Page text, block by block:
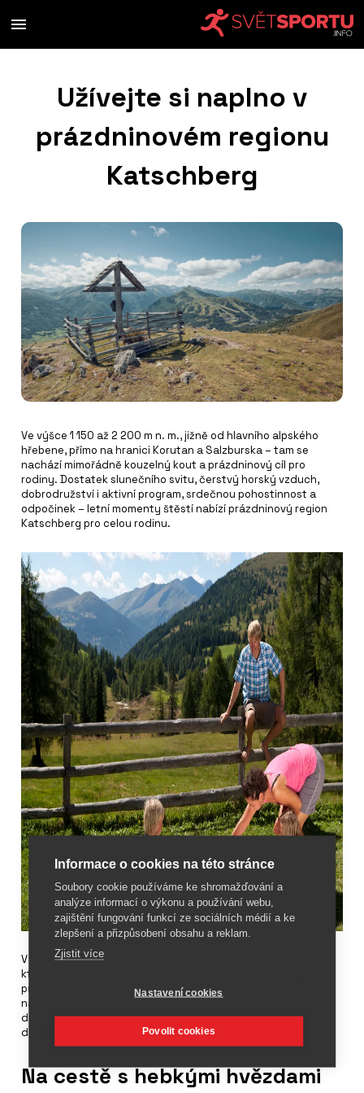
Užívejte si naplno v
prázdninovém regionu
Katschberg
Ve výšce 1 150 až 2 200 m n. m., jižně od hlavního alpského
hřebene, přímo na hranici Korutan a Salzburska – tam se
nachází mimořádně kouzelný kout a prázdninový cíl pro
rodiny. Dostatek slunečního svitu, čerstvý horský vzduch,
dobrodružství i aktivní program, srdečnou pohostinnost a
odpočinek – letní momenty štěstí nabízí prázdninový region
Katschberg pro celou rodinu.
V létě je k dispozici program s aktivitami pro celou rodinu,
kterého se hosté mohou zúčastnit zdarma. K tomu patří
průvodcované túry (také s GPS), rybářské výlety, horolezení
na zkoušku, cyklistika, jízda na ponících, střílení z luku nebo
dny s míčovými sporty. Lanovka na Aineck je i v létě v provozu
denně.
Na cestě s hebkými hvězdami
Informace o cookies na této stránce
Soubory cookie používáme ke shromažďování a
analýze informací o výkonu a používání webu,
zajištění fungování funkcí ze sociálních médií a ke
zlepšení a přizpůsobení obsahu a reklam.
Zjistit více
Nastavení cookies
Povolit cookies